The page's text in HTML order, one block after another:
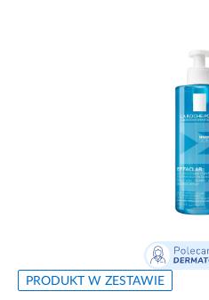
PRODUKT W ZESTAWIE